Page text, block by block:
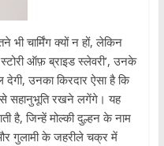
भी चार्मिंग क्यों न हों, लेकिन
ऑफ़ ब्राइड स्लेवरी’, उनके
उनका किरदार ऐसा है कि
सहानुभूति रखने लगेंगे। यह
है, जिन्हें मोल्की दुल्हन के नाम
गुलामी के जहरीले चक्र में